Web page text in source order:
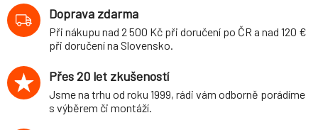
Cabrio (R52)
Cabrio, 2WD,
průměr 27 mm/18
mm
Doprava zdarma
Při nákupu nad 2 500 Kč při doručení po ČR a nad 120 €
při doručení na Slovensko.
Přes 20 let zkušeností
Jsme na trhu od roku 1999, rádi vám odborně porádíme
s výběrem či montáží.